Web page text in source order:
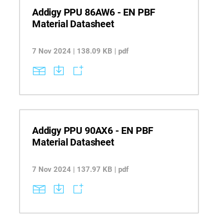
Addigy PPU 86AW6 - EN PBF
Material Datasheet
7 Nov 2024 | 138.09 KB | pdf
Addigy PPU 90AX6 - EN PBF
Material Datasheet
7 Nov 2024 | 137.97 KB | pdf